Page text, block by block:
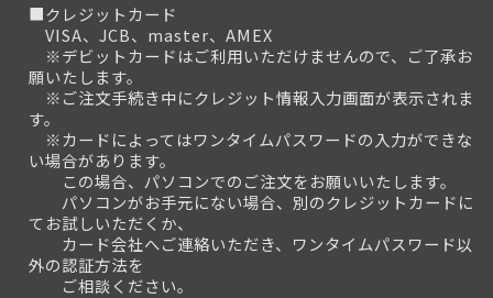
■クレジットカード
VISA、JCB、master、AMEX
※デビットカードはご利用いただけませんので、ご了承お
願いたします。
※ご注文手続き中にクレジット情報入力画面が表示されま
す。
※カードによってはワンタイムパスワードの入力ができな
い場合があります。
この場合、パソコンでのご注文をお願いいたします。
パソコンがお手元にない場合、別のクレジットカードに
てお試しいただくか、
カード会社へご連絡いただき、ワンタイムパスワード以
外の認証方法を
ご相談ください。